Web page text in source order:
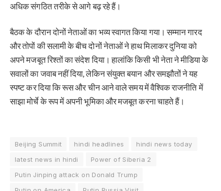
अधिक संगठित तरीके से आगे बढ़ रहे हैं।
बैठक के दौरान दोनों नेताओं का भव्य स्वागत किया गया। सम्मान गारद
और तोपों की सलामी के बीच दोनों नेताओं ने हाथ मिलाकर दुनिया को
अपने मजबूत रिश्तों का संदेश दिया। हालांकि किसी भी नेता ने मीडिया के
सवालों का जवाब नहीं दिया, लेकिन संयुक्त बयान और समझौतों ने यह
स्पष्ट कर दिया कि रूस और चीन आने वाले समय में वैश्विक राजनीति में
साझा मोर्चे के रूप में अपनी भूमिका और मजबूत करना चाहते हैं।
Beijing Summit hindi headlines
hindi news today
latest news in hindi
Power of Siberia 2
Putin Jinping attack on Donald Trump